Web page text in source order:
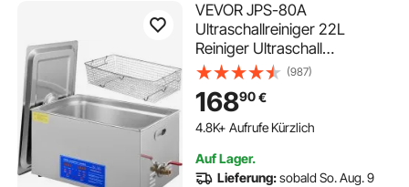
VEVOR JPS-80A
Ultraschallreiniger 22L
Reiniger Ultraschall
Ultrasonic Cleaner
Ultraschallreinigungsgerät
Edelstahl mit Digitaler
Anzeige für Schmuck Brillen
(987)
16890€
4.8K+ Aufrufe Kürzlich
Auf Lager.
Lieferung:sobald So. Aug. 9